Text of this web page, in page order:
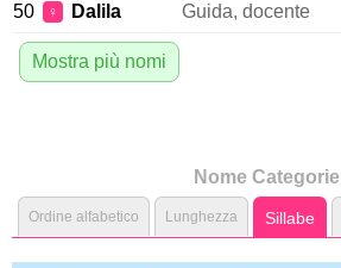
50 ♀ Dalila Guida, docente
Mostra più nomi
Nome Categorie
Ordine alfabetico Lunghezza Sillabe